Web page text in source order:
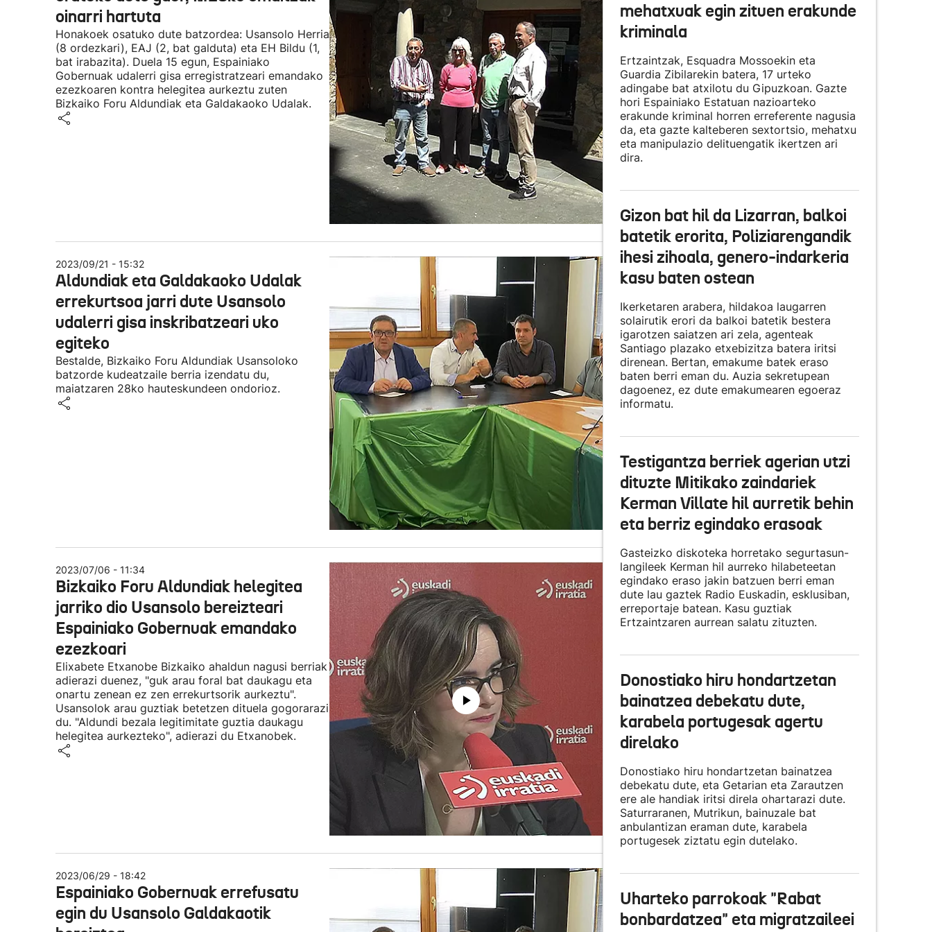
oinarri hartuta
Honakoek osatuko dute batzordea: Usansolo Herria
(8 ordezkari), EAJ (2, bat galduta) eta EH Bildu (1,
bat irabazita). Duela 15 egun, Espainiako
Gobernuak udalerri gisa erregistratzeari emandako
ezezkoaren kontra helegitea aurkeztu zuten
Bizkaiko Foru Aldundiak eta Galdakaoko Udalak.
2023/09/21 - 15:32
Aldundiak eta Galdakaoko Udalak
errekurtsoa jarri dute Usansolo
udalerri gisa inskribatzeari uko
egiteko
Bestalde, Bizkaiko Foru Aldundiak Usansoloko
batzorde kudeatzaile berria izendatu du,
maiatzaren 28ko hauteskundeen ondorioz.
2023/07/06 - 11:34
Bizkaiko Foru Aldundiak helegitea
jarriko dio Usansolo bereizteari
Espainiako Gobernuak emandako
ezezkoari
Elixabete Etxanobe Bizkaiko ahaldun nagusi berriak
adierazi duenez, "guk arau foral bat daukagu eta
onartu zenean ez zen errekurtsorik aurkeztu".
Usansolok arau guztiak betetzen dituela gogorarazi
du. "Aldundi bezala legitimitate guztia daukagu
helegitea aurkezteko", adierazi du Etxanobek.
2023/06/29 - 18:42
Espainiako Gobernuak errefusatu
egin du Usansolo Galdakaotik
mehatxuak egin zituen erakunde
kriminala
Ertzaintzak, Esquadra Mossoekin eta
Guardia Zibilarekin batera, 17 urteko
adingabe bat atxilotu du Gipuzkoan. Gazte
hori Espainiako Estatuan nazioarteko
erakunde kriminal horren erreferente nagusia
da, eta gazte kalteberen sextortsio, mehatxu
eta manipulazio delituengatik ikertzen ari
dira.
Gizon bat hil da Lizarran, balkoi
batetik erorita, Poliziarengandik
ihesi zihoala, genero-indarkeria
kasu baten ostean
Ikerketaren arabera, hildakoa laugarren
solairutik erori da balkoi batetik bestera
igarotzen saiatzen ari zela, agenteak
Santiago plazako etxebizitza batera iritsi
direnean. Bertan, emakume batek eraso
baten berri eman du. Auzia sekretupean
dagoenez, ez dute emakumearen egoeraz
informatu.
Testigantza berriek agerian utzi
dituzte Mitikako zaindariek
Kerman Villate hil aurretik behin
eta berriz egindako erasoak
Gasteizko diskoteka horretako segurtasun-
langileek Kerman hil aurreko hilabeteetan
egindako eraso jakin batzuen berri eman
dute lau gaztek Radio Euskadin, esklusiban,
erreportaje batean. Kasu guztiak
Ertzaintzaren aurrean salatu zituzten.
Donostiako hiru hondartzetan
bainatzea debekatu dute,
karabela portugesak agertu
direlako
Donostiako hiru hondartzetan bainatzea
debekatu dute, eta Getarian eta Zarautzen
ere ale handiak iritsi direla ohartarazi dute.
Saturraranen, Mutrikun, bainuzale bat
anbulantizan eraman dute, karabela
portugesek ziztatu egin dutelako.
Uharteko parrokoak "Rabat
bonbardatzea" eta migratzaileei